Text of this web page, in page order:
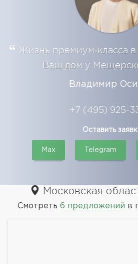
Жизнь премиум‑класса
Ваш дом у
Владимир
+7 (495) 925-
Оставить
Max Telegram
Московская
Смотреть 6 предложений в